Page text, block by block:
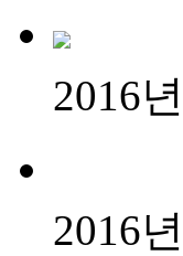
2016
2016